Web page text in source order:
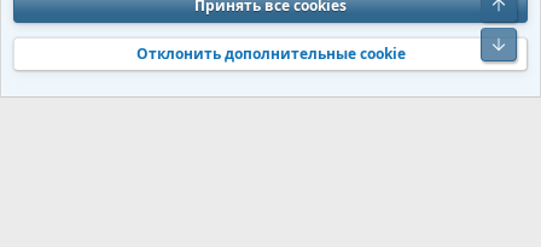
Политика конфиденциальности
Помощь
S
S
Community platform by XenForo® © 2010-2026 XenForo Ltd. Перевод от
Jumuro®|Media embeds via s9e/MediaSites
Принять все cookies
Отклонить дополнительные cookie
Низ